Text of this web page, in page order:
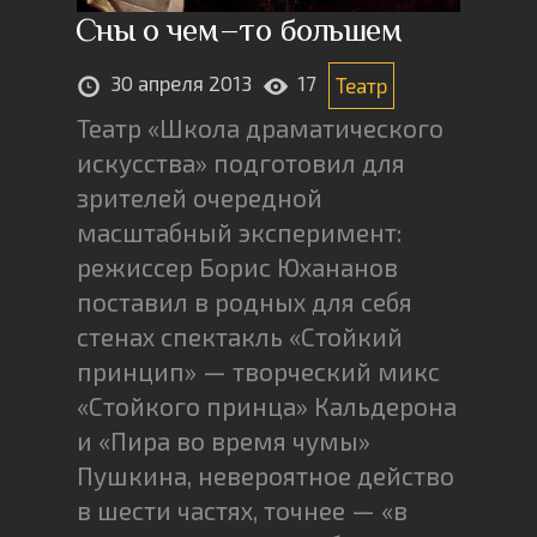
Сны о чем–то большем
30 апреля 2013 17 Театр
Театр «Школа драматического
искусства» подготовил для
зрителей очередной
масштабный эксперимент:
режиссер Борис Юхананов
поставил в родных для себя
стенах спектакль «Стойкий
принцип» — творческий микс
«Стойкого принца» Кальдерона
и «Пира во время чумы»
Пушкина, невероятное действо
в шести частях, точнее — «в